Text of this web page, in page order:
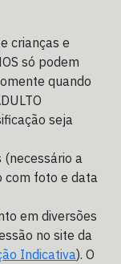
crianças e
só podem
quando
seja
(necessário a
com foto e data
em diversões
no site da
Indicativa). O